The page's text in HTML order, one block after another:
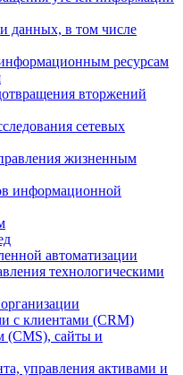
данных, в том числе
ресурсам
вторжений
сетевых
жизненным
информационной
автоматизации
технологическими
с клиентами (CRM)
(CMS), сайты и
управления активами и